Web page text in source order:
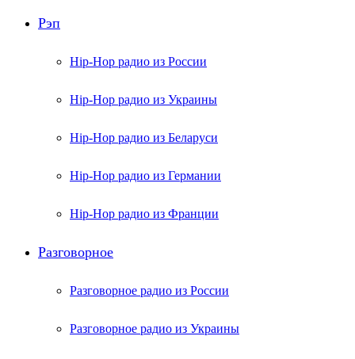
Рэп
Hip-Hop радио из России
Hip-Hop радио из Украины
Hip-Hop радио из Беларуси
Hip-Hop радио из Германии
Hip-Hop радио из Франции
Разговорное
Разговорное радио из России
Разговорное радио из Украины